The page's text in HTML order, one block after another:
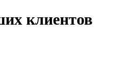
клиентов